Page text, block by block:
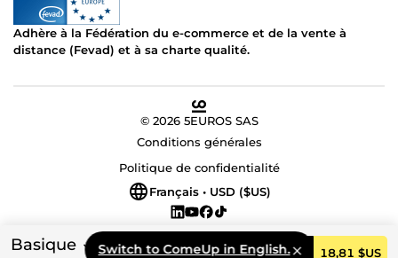
Basique Commander 18,81 $US
Switch to ComeUp in English.
Adhère à la Fédération du e-commerce et de la vente à
distance (Fevad) et à sa charte qualité.
© 2026 5EUROS SAS
Conditions générales
Politique de confidentialité
Français • USD ($US)